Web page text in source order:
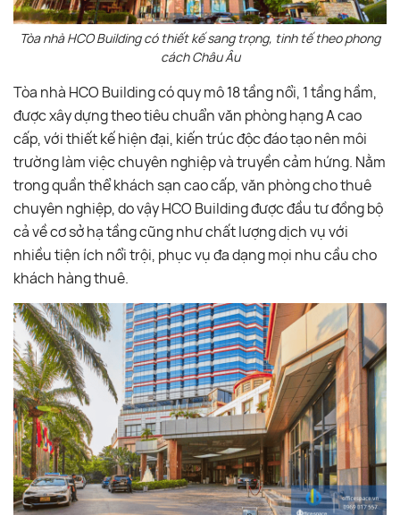
Tòa nhà HCO Building có thiết kế sang trọng, tinh tế theo phong
cách Châu Âu
Tòa nhà HCO Building có quy mô 18 tầng nổi, 1 tầng hầm,
được xây dựng theo tiêu chuẩn văn phòng hạng A cao
cấp, với thiết kế hiện đại, kiến trúc độc đáo tạo nên môi
trường làm việc chuyên nghiệp và truyền cảm hứng. Nằm
trong quần thể khách sạn cao cấp, văn phòng cho thuê
chuyên nghiệp, do vậy HCO Building được đầu tư đồng bộ
cả về cơ sở hạ tầng cũng như chất lượng dịch vụ với
nhiều tiện ích nổi trội, phục vụ đa dạng mọi nhu cầu cho
khách hàng thuê.